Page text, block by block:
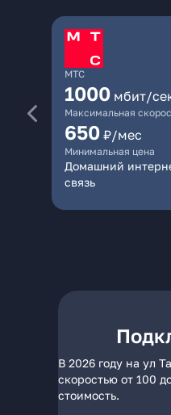
МТС
1000 мбит/
Максимальная
650 ₽/мес
Минимальная цена
Домашний
связь
В 2026 году на ул
скоростью от 100
стоимость.